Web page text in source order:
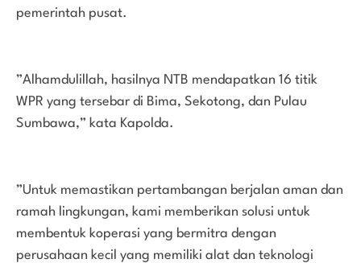
pemerintah pusat.
”Alhamdulillah, hasilnya NTB mendapatkan 16 titik
WPR yang tersebar di Bima, Sekotong, dan Pulau
Sumbawa,” kata Kapolda.
”Untuk memastikan pertambangan berjalan aman dan
ramah lingkungan, kami memberikan solusi untuk
membentuk koperasi yang bermitra dengan
perusahaan kecil yang memiliki alat dan teknologi